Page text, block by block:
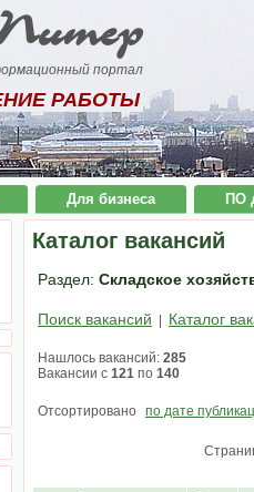
портал
РАБОТЫ
Для бизнеса ПО
Каталог вакансий
Раздел: Складское
Поиск вакансий Каталог
Нашлось вакансий: 285
Вакансии с 121 по 140
Отсортировано по дате